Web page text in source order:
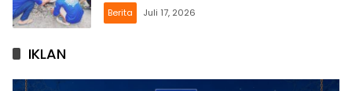
Berita Juli 17, 2026
IKLAN